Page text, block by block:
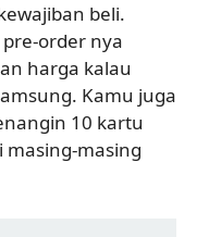
beli.
order nya
harga kalau
Kamu juga
10 kartu
masing-masing